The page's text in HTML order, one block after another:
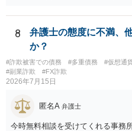
れることになるでしょう。 請求
を起こす必要はないかと思います
8
弁護士の態度に不満、
か？
#詐欺被害での債務 #多重債務 #仮想通
#副業詐欺
#FX詐欺
2026年7月15日
匿名A 弁護士
今時無料相談を受けてくれる事務